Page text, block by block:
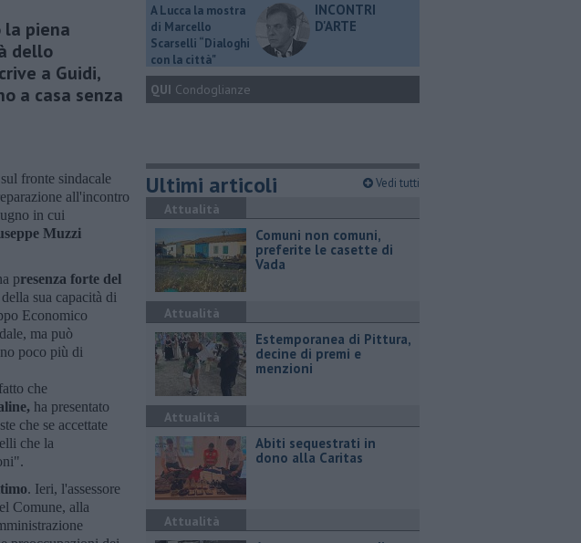
la piena
dello
a Guidi,
a casa senza
fronte sindacale
all'incontro
in cui
Muzzi
presenza forte del
sua capacità di
Economico
ma può
poco più di
che
ha presentato
che se accettate
che la
. Ieri, l'assessore
Comune, alla
A Lucca la mostra
di Marcello
Scarselli “Dialoghi
con la città"
INCONTRI
D'ARTE
QUI Condoglianze
Ultimi articoli Vedi tutti
Attualità
Comuni non comuni,
preferite le casette di
Vada
Attualità
Estemporanea di Pittura,
decine di premi e
menzioni
Attualità
Abiti sequestrati in
dono alla Caritas
Attualità